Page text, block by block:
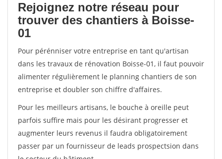
Rejoignez notre réseau pour
trouver des chantiers à Boisse-
01
Pour pérénniser votre entreprise en tant qu'artisan
dans les travaux de rénovation Boisse-01, il faut pouvoir
alimenter régulièrement le planning chantiers de son
entreprise et doubler son chiffre d'affaires.
Pour les meilleurs artisans, le bouche à oreille peut
parfois suffire mais pour les désirant progresser et
augmenter leurs revenus il faudra obligatoirement
passer par un fournisseur de leads prospectsion dans